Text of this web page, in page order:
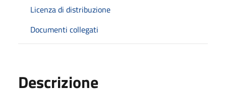
Licenza di distribuzione
Documenti collegati
Descrizione